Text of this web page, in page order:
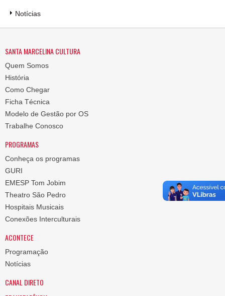
Notícias
SANTA MARCELINA CULTURA
Quem Somos
História
Como Chegar
Ficha Técnica
Modelo de Gestão por OS
Trabalhe Conosco
PROGRAMAS
Conheça os programas
GURI
EMESP Tom Jobim
Theatro São Pedro
Hospitais Musicais
Conexões Interculturais
ACONTECE
Programação
Notícias
CANAL DIRETO